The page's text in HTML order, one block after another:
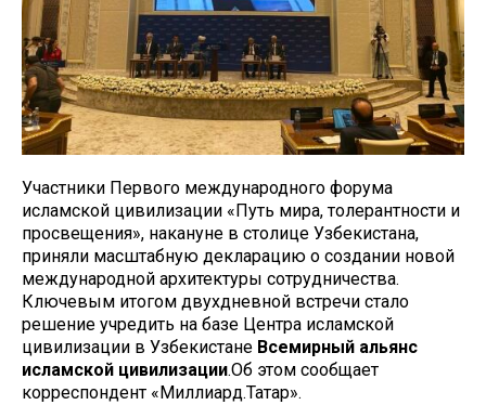
Участники Первого международного форума
исламской цивилизации «Путь мира, толерантности и
просвещения», накануне в столице Узбекистана,
приняли масштабную декларацию о создании новой
международной архитектуры сотрудничества.
Ключевым итогом двухдневной встречи стало
решение учредить на базе Центра исламской
цивилизации в Узбекистане Всемирный альянс
исламской цивилизации.Об этом сообщает
корреспондент «Миллиард.Татар».